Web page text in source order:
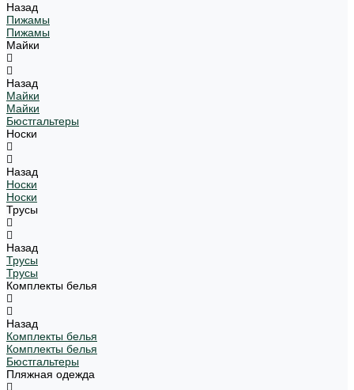
Назад
Пижамы
Пижамы
Майки
Назад
Майки
Майки
Бюстгальтеры
Носки
Назад
Носки
Носки
Трусы
Назад
Трусы
Трусы
Комплекты белья
Назад
Комплекты белья
Комплекты белья
Бюстгальтеры
Пляжная одежда